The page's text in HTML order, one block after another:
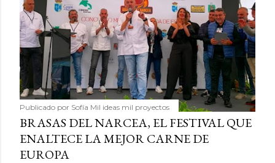
Publicado por Sofía Mil ideas mil proyectos
BRASAS DEL NARCEA, EL FESTIVAL QUE
ENALTECE LA MEJOR CARNE DE
EUROPA